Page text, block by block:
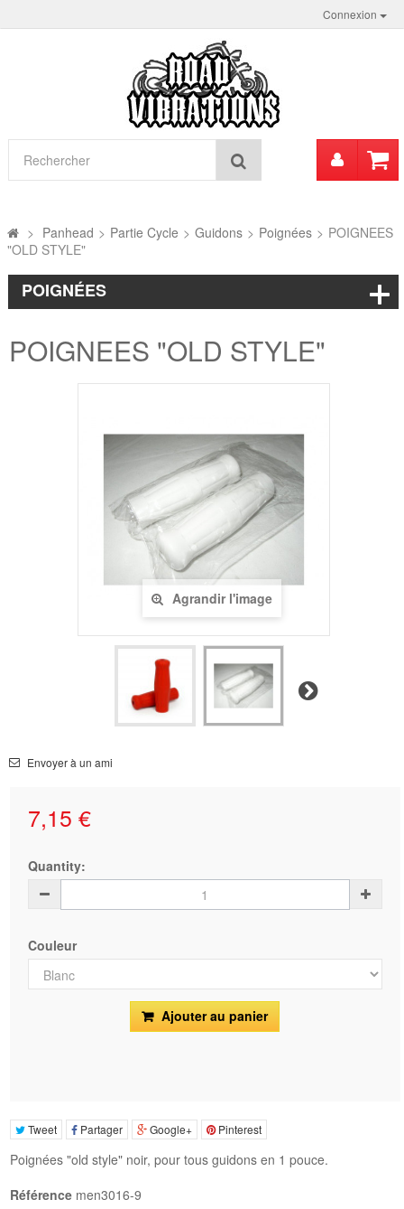
Connexion
Mon
> Panhead > Partie Cycle > Guidons > Poignées > POIGNEES
"OLD STYLE"
POIGNÉES
POIGNEES "OLD STYLE"
Agrandir l'image
Suivant
Envoyer à un ami
7,15 €
Quantity:
Couleur
Ajouter au panier
Tweet Partager Google+ Pinterest
Poignées "old style" noir, pour tous guidons en 1 pouce.
Référence men3016-9